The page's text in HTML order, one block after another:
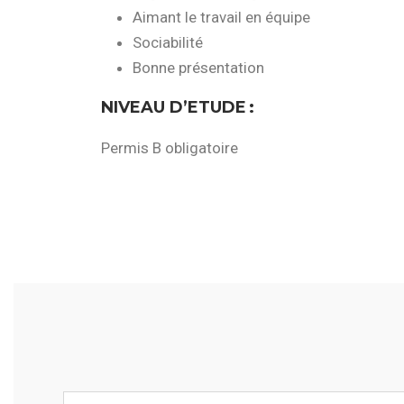
Aimant le travail en équipe
Sociabilité
Bonne présentation
NIVEAU D’ETUDE :
Permis B obligatoire